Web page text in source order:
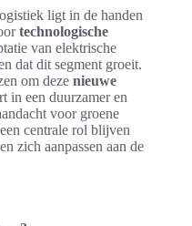
ligt in de handen
technologische
van elektrische
dat dit segment groeit.
om deze nieuwe
in een duurzamer en
voor groene
centrale rol blijven
zich aanpassen aan de